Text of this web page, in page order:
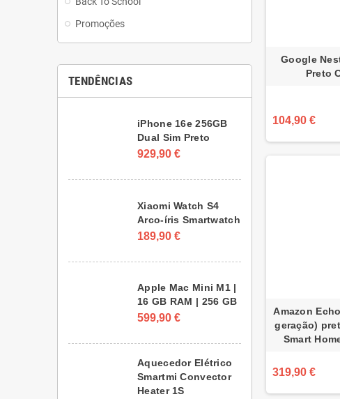
Promoções
TENDÊNCIAS
iPhone 16e 256GB
Dual Sim Preto
929,90 €
Xiaomi Watch S4
Arco-íris Smartwatch
189,90 €
Apple Mac Mini M1 |
16 GB RAM | 256 GB
599,90 €
Aquecedor Elétrico
Smartmi Convector
Heater 1S
Google
Preto
104,90 €
Amazon
geração)
Smart
319,90 €